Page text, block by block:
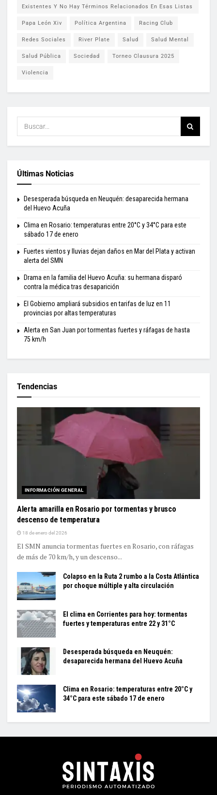
Existentes Y No Hay Términos Relacionados En Esas Listas
Papa León Xiv Política Argentina Racing Club
Redes Sociales River Plate Salud Salud Mental
Salud Pública Sociedad Torneo Clausura 2025
Violencia
Últimas Noticias
Desesperada búsqueda en Neuquén: desaparecida hermana
del Huevo Acuña
Clima en Rosario: temperaturas entre 20°C y 34°C para este
sábado 17 de enero
Fuertes vientos y lluvias dejan daños en Mar del Plata y activan
alerta del SMN
Drama en la familia del Huevo Acuña: su hermana disparó
contra la médica tras desaparición
El Gobierno ampliará subsidios en tarifas de luz en 11
provincias por altas temperaturas
Alerta en San Juan por tormentas fuertes y ráfagas de hasta
75 km/h
Tendencias
INFORMACIÓN GENERAL
Alerta amarilla en Rosario por tormentas y brusco
descenso de temperatura
18 de enero del 2026
El SMN anuncia tormentas fuertes en Rosario, con ráfagas
de más de 70 km/h, y un descenso...
Colapso en la Ruta 2 rumbo a la Costa Atlántica
por choque múltiple y alta circulación
El clima en Corrientes para hoy: tormentas
fuertes y temperaturas entre 22 y 31°C
Desesperada búsqueda en Neuquén:
desaparecida hermana del Huevo Acuña
Clima en Rosario: temperaturas entre 20°C y
34°C para este sábado 17 de enero